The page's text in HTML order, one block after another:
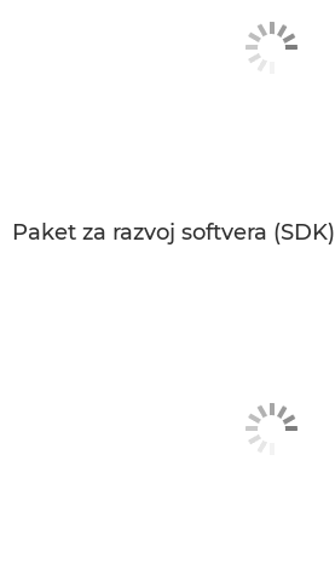
Paket za razvoj softvera (SDK)